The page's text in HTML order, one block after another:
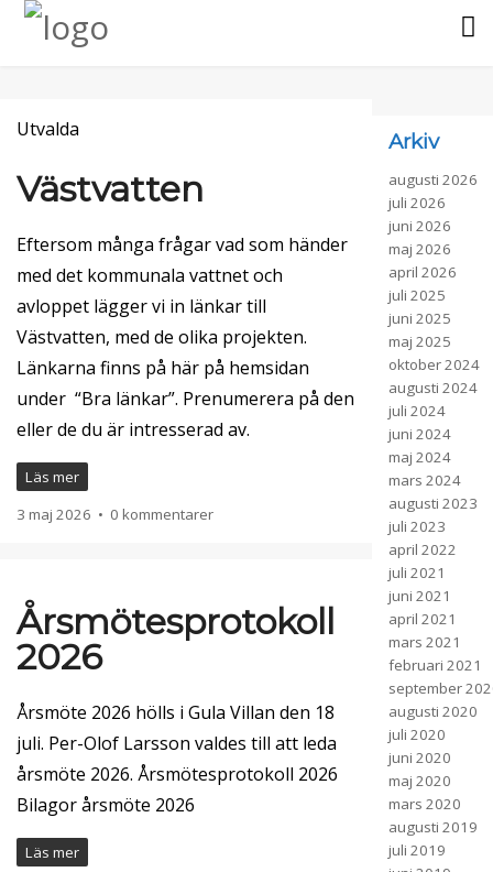
Om Gårvik
Detta finns på Gårvik
På sjön
Integritetspolicy
Badortsföreningen
Styrelsen 2025/26
Stadgar
Medlemsavgift
Tidigare årsmöten
Aktiviteter
Simskolan Förr
Gårvikloppet
Midsommarfirande
Dugnadsdag på Gårvik
Fotogalleri
Bra länkar
Utvalda
Västvatten
Eftersom många frågar vad som händer
med det kommunala vattnet och
avloppet lägger vi in länkar till
Västvatten, med de olika projekten.
Länkarna finns på här på hemsidan
under “Bra länkar”. Prenumerera på den
eller de du är intresserad av.
Läs mer
3 maj 2026 • 0 kommentarer
Årsmötesprotokoll
2026
Årsmöte 2026 hölls i Gula Villan den 18
juli. Per-Olof Larsson valdes till att leda
årsmöte 2026. Årsmötesprotokoll 2026
Bilagor årsmöte 2026
Läs mer
Arkiv
augusti 2026
juli 2026
juni 2026
maj 2026
april 2026
juli 2025
juni 2025
maj 2025
oktober 2024
augusti 2024
juli 2024
juni 2024
maj 2024
mars 2024
augusti 2023
juli 2023
april 2022
juli 2021
juni 2021
april 2021
mars 2021
februari 2021
september
augusti 2020
juli 2020
juni 2020
maj 2020
mars 2020
augusti 2019
juli 2019